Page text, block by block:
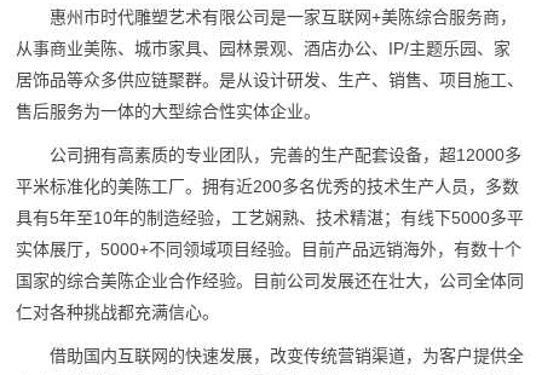
惠州市时代雕塑艺术有限公司是一家互联网+美陈综合服务商，
从事商业美陈、城市家具、园林景观、酒店办公、IP/主题乐园、家
居饰品等众多供应链聚群。是从设计研发、生产、销售、项目施工、
售后服务为一体的大型综合性实体企业。
公司拥有高素质的专业团队，完善的生产配套设备，超12000多
平米标准化的美陈工厂。拥有近200多名优秀的技术生产人员，多数
具有5年至10年的制造经验，工艺娴熟、技术精湛；有线下5000多平
实体展厅，5000+不同领域项目经验。目前产品远销海外，有数十个
国家的综合美陈企业合作经验。目前公司发展还在壮大，公司全体同
仁对各种挑战都充满信心。
借助国内互联网的快速发展，改变传统营销渠道，为客户提供全